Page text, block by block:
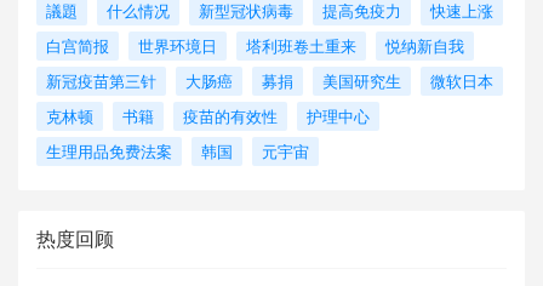
議題
什么情况 新型冠状病毒 提高免疫力
快速上涨
白宫简报
世界环境日 塔利班卷土重来
悦纳新自我
新冠疫苗第三针
大肠癌 募捐 美国研究生
微软日本
克林顿
书籍 疫苗的有效性
护理中心
生理用品免费法案
韩国 元宇宙
热度回顾